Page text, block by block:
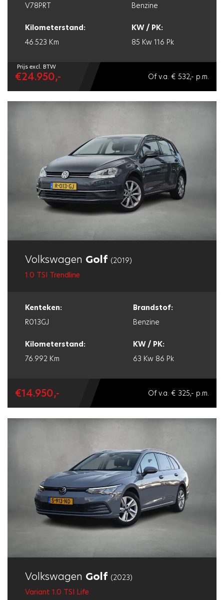
V78PRT
Benzine
Kilometerstand:
KW / PK:
46.523 Km
85 Kw 116 Pk
Prijs excl. BTW
€24.950,- Of v.a. € 532,- p.m.
Volkswagen Golf (2019)
1.0 TSI Trendline
Kenteken:
Brandstof:
R013GJ
Benzine
Kilometerstand:
KW / PK:
76.992 Km
63 Kw 86 Pk
€14.950,- Of v.a. € 325,- p.m.
Volkswagen Golf (2023)
Variant 1.0 TSI Life